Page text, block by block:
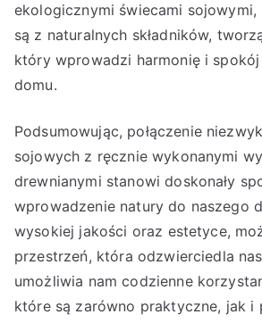
ekologicznymi świecami
są z naturalnych składników,
który wprowadzi harmonię i
domu.
Podsumowując, połączenie
sojowych z ręcznie wykonanymi
drewnianymi stanowi doskonały
wprowadzenie natury do naszego
wysokiej jakości oraz estetyce,
przestrzeń, która odzwierciedla
umożliwia nam codzienne
które są zarówno praktyczne, jak i